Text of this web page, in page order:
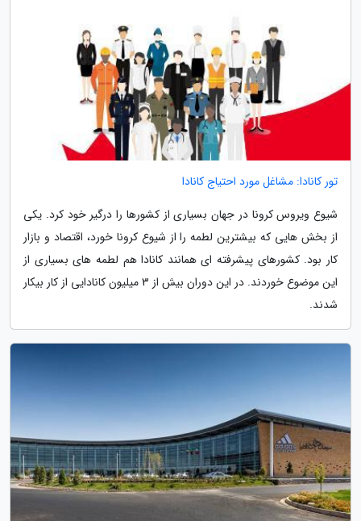
تور کانادا: مشاغل مورد احتیاج کانادا
شیوع ویروس کرونا در جهان بسیاری از کشورها را درگیر خود کرد. یکی
از بخش هایی که بیشترین لطمه را از شیوع کرونا خورد، اقتصاد و بازار
کار بود. کشورهای پیشرفته ای همانند کانادا هم لطمه های بسیاری از
این موضوع خوردند. در این دوران بیش از 3 میلیون کانادایی از کار بیکار
شدند.